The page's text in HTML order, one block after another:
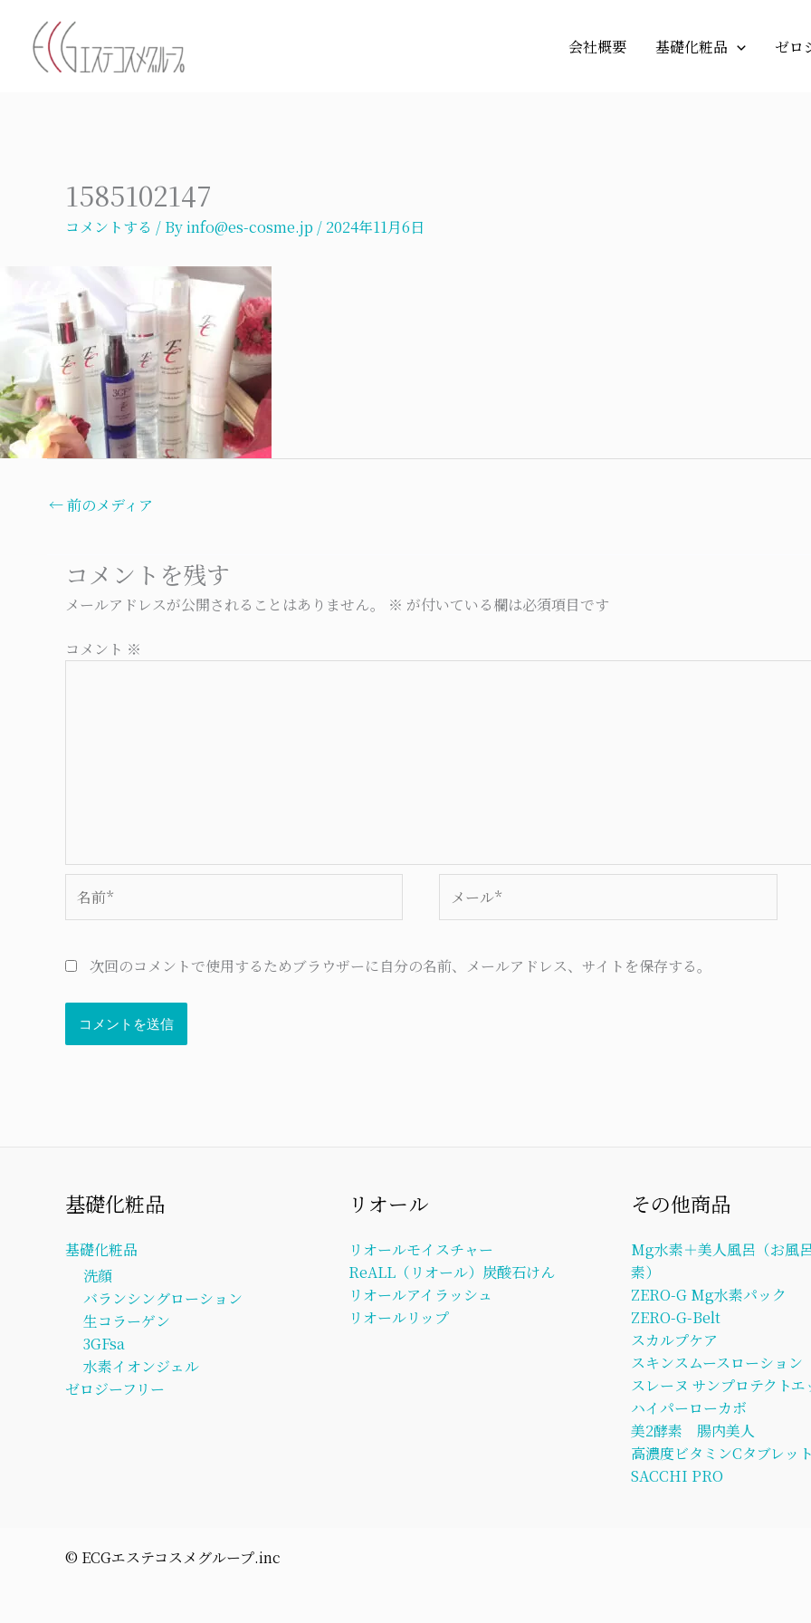
会社概要 基礎化粧品 ゼロ
1585102147
コメントする / Byinfo@es-cosme.jp / 2024年11月6日
←前のメディア
コメントを残す
メールアドレスが公開されることはありません。 ※ が付いている欄は必須項目です
コメント ※
前
ー
次回のコメントで使用するためブラウザーに自分の名前、メールアドレス、サイトを保存する。
基礎化粧品
基礎化粧品
洗顔
バランシングローション
生コラーゲン
3GFsa
水素イオンジェル
ゼロジーフリー
リオール
リオールモイスチャー
ReALL（リオール）炭酸石けん
リオールアイラッシュ
リオールリップ
その他商品
Mg水素＋美人風呂（お風
素）
ZERO-G Mg水素パック
ZERO-G-Belt
スカルプケア
スキンスムースローション
スレーヌ サンプロテクトエ
ハイパーローカボ
美2酵素 腸内美人
高濃度ビタミンCタブレット
SACCHI PRO
©︎ ECGエステコスメグループ.inc